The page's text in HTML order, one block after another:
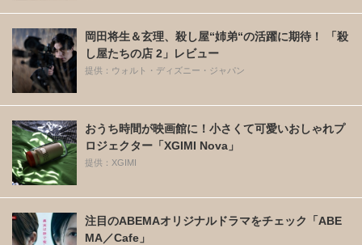
岡田将生＆玄理、殺し屋“姉弟“の活躍に期待！ 「殺
し屋たちの店 2」レビュー
提供：ウォルト・ディズニー・ジャパン
おうち時間が映画館に！小さくて可愛いおしゃれプ
ロジェクター「XGIMI Nova」
提供：XGIMI
注目のABEMAオリジナルドラマをチェック「ABE
MA／Cafe」